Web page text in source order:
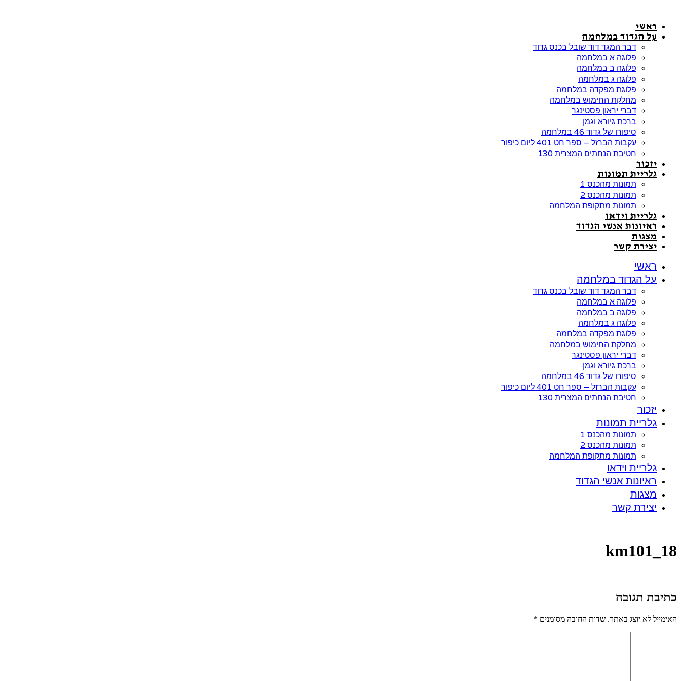
ראשי
על הגדוד במלחמה
דבר המגד דוד שובל בכנס גדוד
פלוגה א במלחמה
פלוגה ב במלחמה
פלוגה ג במלחמה
פלוגת מפקדה במלחמה
מחלקת החימוש במלחמה
דברי יראון פסטינגר
ברכת גיורא וגמן
סיפורו של גדוד 46 במלחמה
עקבות הברזל – ספר חט 401 ליום כיפור
חטיבת הנחתים המצרית 130
יזכור
גלריית תמונות
תמונות מהכנס 1
תמונות מהכנס 2
תמונות מתקופת המלחמה
גלריית וידאו
ראיונות אנשי הגדוד
מצגות
יצירת קשר
ראשי
על הגדוד במלחמה
דבר המגד דוד שובל בכנס גדוד
פלוגה א במלחמה
פלוגה ב במלחמה
פלוגה ג במלחמה
פלוגת מפקדה במלחמה
מחלקת החימוש במלחמה
דברי יראון פסטינגר
ברכת גיורא וגמן
סיפורו של גדוד 46 במלחמה
עקבות הברזל – ספר חט 401 ליום כיפור
חטיבת הנחתים המצרית 130
יזכור
גלריית תמונות
תמונות מהכנס 1
תמונות מהכנס 2
תמונות מתקופת המלחמה
גלריית וידאו
ראיונות אנשי הגדוד
מצגות
יצירת קשר
km101_18
כתיבת תגובה
האימייל לא יוצג באתר. שדות החובה מסומנים *